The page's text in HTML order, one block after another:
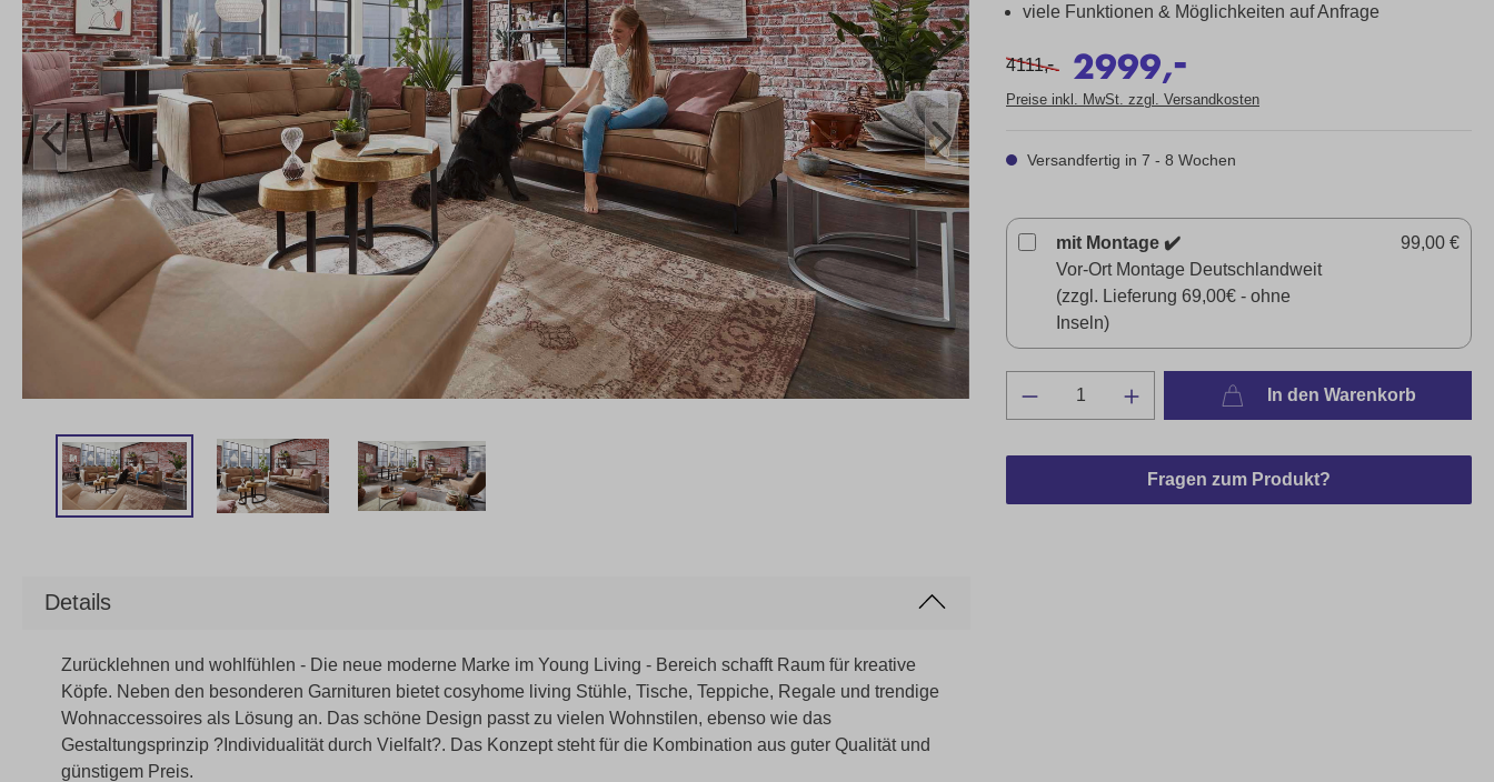
viele Funktionen & Möglichkeiten auf Anfrage
4111,- 2999,
-
Preise inkl. MwSt. zzgl. Versandkosten
Versandfertig in 7 - 8 Wochen
mit Montage ✔️
Vor-Ort Montage Deutschlandweit
(zzgl. Lieferung 69,00€ - ohne
Inseln)
99,00 €
In den Warenkorb
Fragen zum Produkt?
Details
Zurücklehnen und wohlfühlen - Die neue moderne Marke im Young Living - Bereich schafft Raum für kreative
Köpfe. Neben den besonderen Garnituren bietet cosyhome living Stühle, Tische, Teppiche, Regale und trendige
Wohnaccessoires als Lösung an. Das schöne Design passt zu vielen Wohnstilen, ebenso wie das
Gestaltungsprinzip ?Individualität durch Vielfalt?. Das Konzept steht für die Kombination aus guter Qualität und
günstigem Preis.